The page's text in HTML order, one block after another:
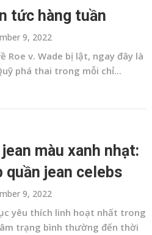
tức hàng tuần
9, 2022
Roe v. Wade bị lật, ngay đây là
phá thai trong mỗi chỉ...
màu xanh nhạt:
quần jean celebs
9, 2022
yêu thích linh hoạt nhất trong
trạng bình thường đến thời